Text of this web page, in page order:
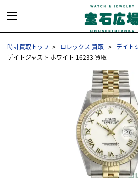
時計買取トップ ロレックス 買取
デイト
デイトジャスト ホワイト 16233 買取